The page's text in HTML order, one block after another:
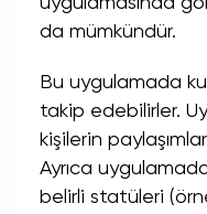
da mümkündür.
Bu uygulamada
takip edebilirler.
kişilerin
Ayrıca
belirli statüleri